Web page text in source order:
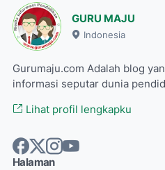
GURU MAJU
Indonesia
Gurumaju.com Adalah blog
informasi seputar dunia
Lihat profil lengkapku
Halaman